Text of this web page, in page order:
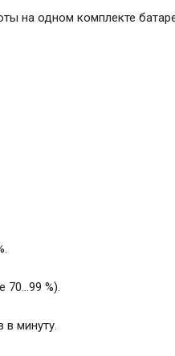
на одном комплекте
70...99 %).
в минуту.